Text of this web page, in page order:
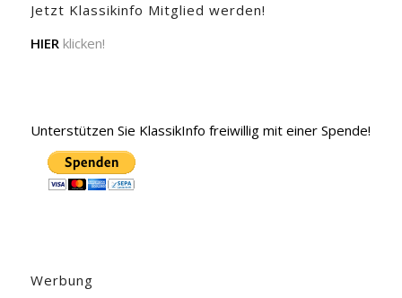
Jetzt Klassikinfo Mitglied werden!
HIER klicken!
Unterstützen Sie KlassikInfo freiwillig mit einer Spende!
Werbung